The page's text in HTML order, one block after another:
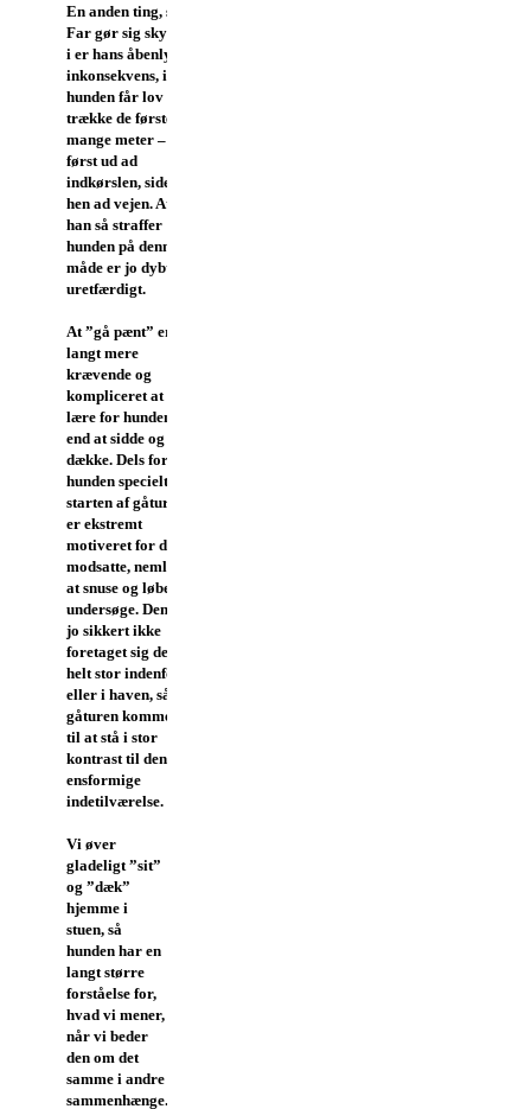
En anden ting, som
Far gør sig skyldig
i er hans åbenlyse
inkonsekvens, idet
hunden får lov at
trække de første
mange meter –
først ud ad
indkørslen, siden
hen ad vejen. At
han så straffer
hunden på denne
måde er jo dybt
uretfærdigt.
At ”gå pænt” er
langt mere
krævende og
kompliceret at
lære for hunden
end at sidde og
dække. Dels fordi
hunden specielt i
starten af gåturen
er ekstremt
motiveret for det
modsatte, nemlig
at snuse og løbe og
undersøge. Den har
jo sikkert ikke
foretaget sig det
helt stor indenfor
eller i haven, så
gåturen kommer
til at stå i stor
kontrast til den lidt
ensformige
indetilværelse.
Vi øver
gladeligt ”sit”
og ”dæk”
hjemme i
stuen, så
hunden har en
langt større
forståelse for,
hvad vi mener,
når vi beder
den om det
samme i andre
sammenhænge.